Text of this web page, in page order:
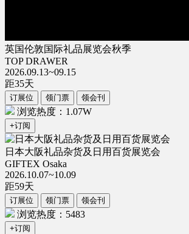
英国伦敦国际礼品展览会秋季
TOP DRAWER
2026.09.13~09.15
距35天
订展位 领门票 领会刊
浏览热度：1.07W
+订阅
日本大阪礼品杂货及日用百货展览会
GIFTEX Osaka
2026.10.07~10.09
距59天
订展位 领门票 领会刊
浏览热度：5483
+订阅